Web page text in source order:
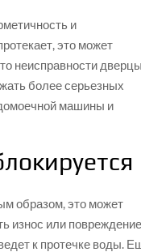
и
это может
неисправности
более серьезных
машины и
образом, это может
износ или
к протечке воды.